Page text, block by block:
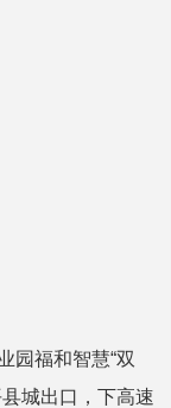
福和智慧“双
城出口，下高速